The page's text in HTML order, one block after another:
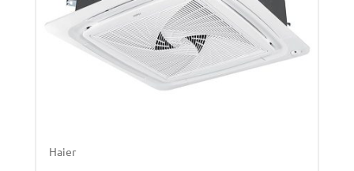
Haier